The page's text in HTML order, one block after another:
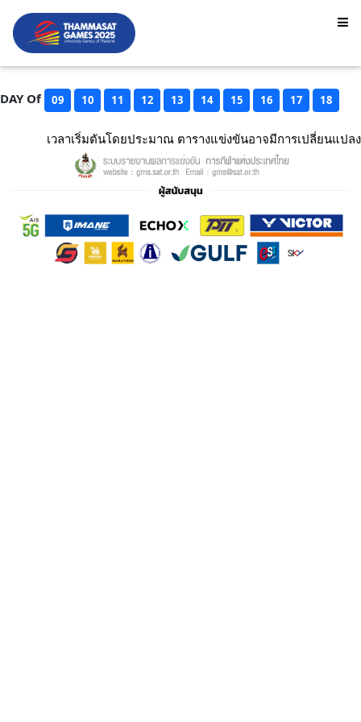
DAY Of 09 10 11 12 13 14 15 16 17 18
เวลาเริ่มตันโดยประมาณ ตารางแข่งขันอาจมีการเปลี่ยนแปลง